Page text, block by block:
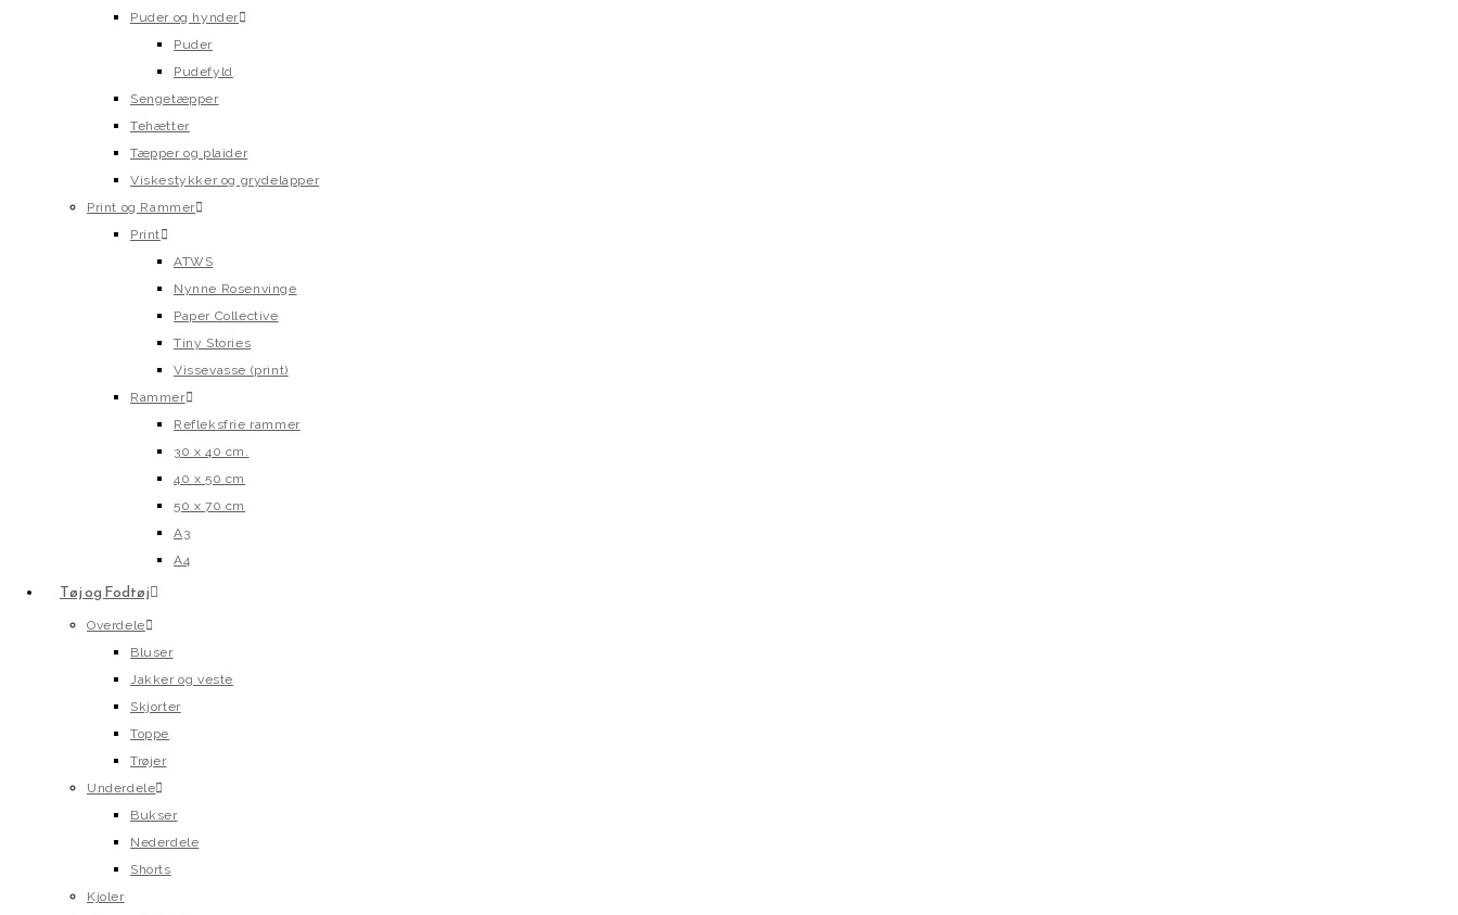
Puder og hynder
Puder
Pudefyld
Sengetæpper
Tehætter
Tæpper og plaider
Viskestykker og grydelapper
Print og Rammer
Print
ATWS
Nynne Rosenvinge
Paper Collective
Tiny Stories
Vissevasse (print)
Rammer
Refleksfrie rammer
30 x 40 cm.
40 x 50 cm
50 x 70 cm
A3
A4
Tøj og Fodtøj
Overdele
Bluser
Jakker og veste
Skjorter
Toppe
Trøjer
Underdele
Bukser
Nederdele
Shorts
Kjoler